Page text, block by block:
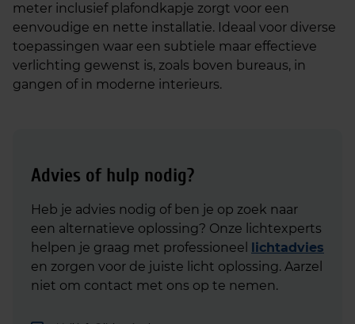
meter inclusief plafondkapje zorgt voor een
eenvoudige en nette installatie. Ideaal voor diverse
toepassingen waar een subtiele maar effectieve
verlichting gewenst is, zoals boven bureaus, in
gangen of in moderne interieurs.
Advies of hulp nodig?
Heb je advies nodig of ben je op zoek naar
een alternatieve oplossing? Onze lichtexperts
helpen je graag met professioneel lichtadvies
en zorgen voor de juiste licht oplossing. Aarzel
niet om contact met ons op te nemen.